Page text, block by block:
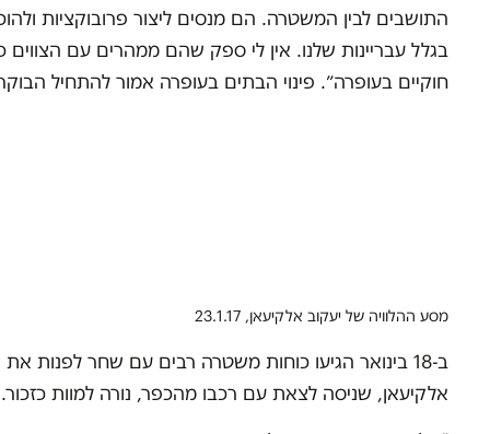
התושבים לבין המשטרה. הם מנסים ליצור פרובוקציות
בגלל עבריינות שלנו. אין לי ספק שהם ממהרים עם
חוקיים בעופרה״. פינוי הבתים בעופרה אמור להתחיל
מסע ההלוויה של יעקוב אלקיעאן, 23.1.17
ב-18 בינואר הגיעו כוחות משטרה רבים עם שחר לפנות
אלקיעאן, שניסה לצאת עם רכבו מהכפר, נורה למוות